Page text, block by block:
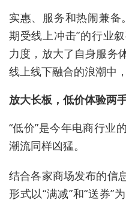
实惠、服务和热闹兼备
期受线上冲击”的行业
力度，放大了自身服务
线上线下融合的浪潮中
放大长板，低价体验两
“低价”是今年电商行业
潮流同样凶猛。
结合各家商场发布的信
形式以“满减”和“送券”